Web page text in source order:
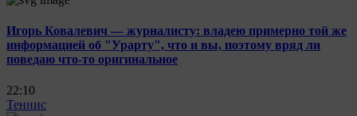
Игорь Ковалевич — журналисту: владею примерно той же
информацией об "Урарту", что и вы, поэтому вряд ли
поведаю что-то оригинальное
22:10
Теннис